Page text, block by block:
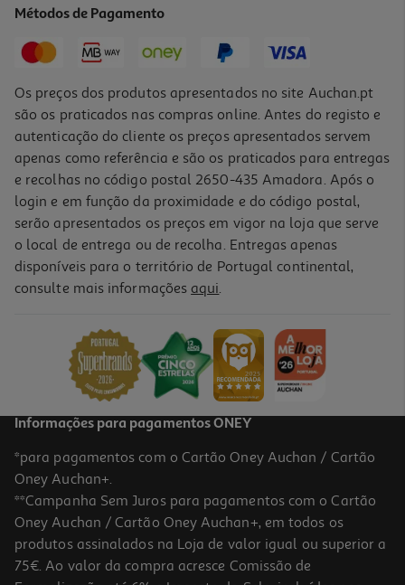
Secretos De Porco Nacional Kg
/Kg
Métodos de Pagamento
Os preços dos produtos apresentados no site Auchan.pt
são os praticados nas compras online. Antes do registo e
autenticação do cliente os preços apresentados servem
apenas como referência e são os praticados para entregas
e recolhas no código postal 2650-435 Amadora. Após o
login e em função da proximidade e do código postal,
serão apresentados os preços em vigor na loja que serve
o local de entrega ou de recolha. Entregas apenas
disponíveis para o território de Portugal continental,
consulte mais informações aqui.
Informações para pagamentos ONEY
*para pagamentos com o Cartão Oney Auchan / Cartão
Oney Auchan+.
**Campanha Sem Juros para pagamentos com o Cartão
Oney Auchan / Cartão Oney Auchan+, em todos os
produtos assinalados na Loja de valor igual ou superior a
75€. Ao valor da compra acresce Comissão de